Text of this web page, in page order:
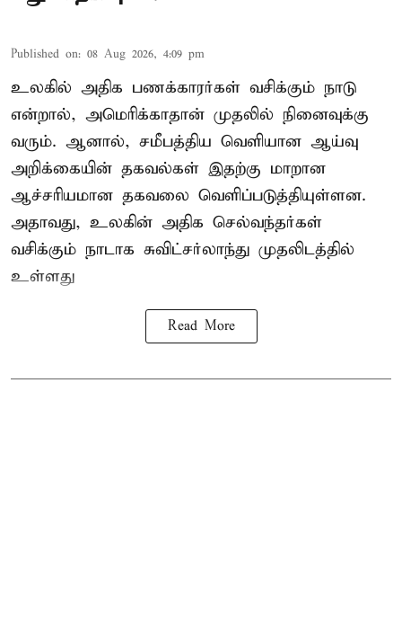
Published on: 08 Aug 2026, 4:09 pm
உலகில் அதிக பணக்காரர்கள் வசிக்கும் நாடு
என்றால், அமெரிக்காதான் முதலில் நினைவுக்கு
வரும். ஆனால், சமீபத்திய வெளியான ஆய்வு
அறிக்கையின் தகவல்கள் இதற்கு மாறான
ஆச்சரியமான தகவலை வெளிப்படுத்தியுள்ளன.
அதாவது, உலகின் அதிக செல்வந்தர்கள்
வசிக்கும் நாடாக சுவிட்சர்லாந்து முதலிடத்தில்
உள்ளது
Read More